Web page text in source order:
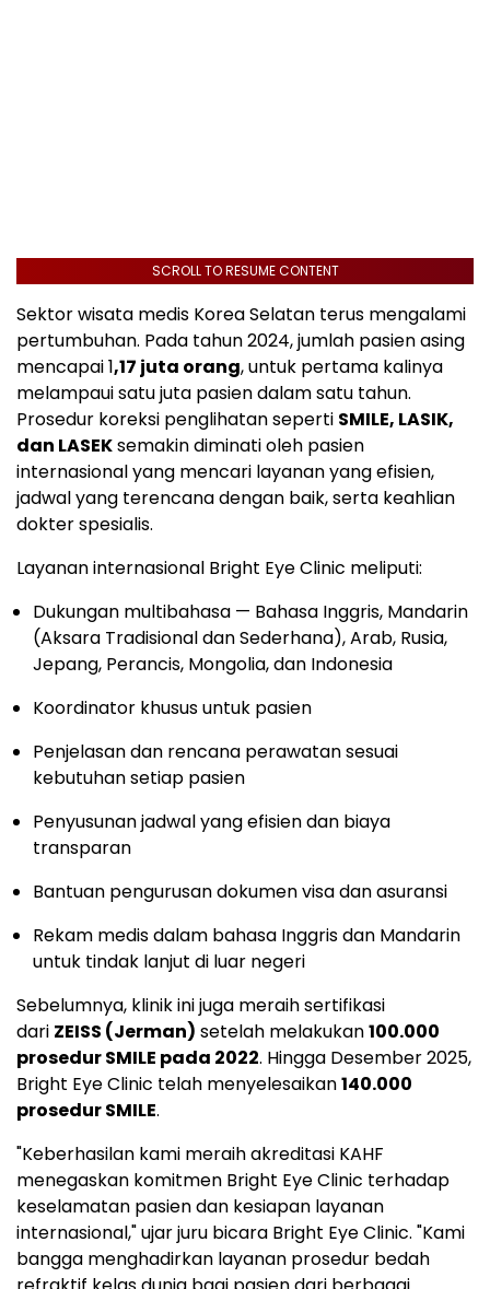
SCROLL TO RESUME CONTENT
Sektor wisata medis Korea Selatan terus mengalami
pertumbuhan. Pada tahun 2024, jumlah pasien asing
mencapai 1,17 juta orang, untuk pertama kalinya
melampaui satu juta pasien dalam satu tahun.
Prosedur koreksi penglihatan seperti SMILE, LASIK,
dan LASEKsemakin diminati oleh pasien
internasional yang mencari layanan yang efisien,
jadwal yang terencana dengan baik, serta keahlian
dokter spesialis.
Layanan internasional Bright Eye Clinic meliputi:
Dukungan multibahasa — Bahasa Inggris, Mandarin
(Aksara Tradisional dan Sederhana), Arab, Rusia,
Jepang, Perancis, Mongolia, dan Indonesia
Koordinator khusus untuk pasien
Penjelasan dan rencana perawatan sesuai
kebutuhan setiap pasien
Penyusunan jadwal yang efisien dan biaya
transparan
Bantuan pengurusan dokumen visa dan asuransi
Rekam medis dalam bahasa Inggris dan Mandarin
untuk tindak lanjut di luar negeri
Sebelumnya, klinik ini juga meraih sertifikasi
dari ZEISS (Jerman) setelah melakukan100.000
prosedur SMILE pada 2022. Hingga Desember 2025,
Bright Eye Clinic telah menyelesaikan140.000
prosedur SMILE.
"Keberhasilan kami meraih akreditasi KAHF
menegaskan komitmen Bright Eye Clinic terhadap
keselamatan pasien dan kesiapan layanan
internasional," ujar juru bicara Bright Eye Clinic. "Kami
bangga menghadirkan layanan prosedur bedah